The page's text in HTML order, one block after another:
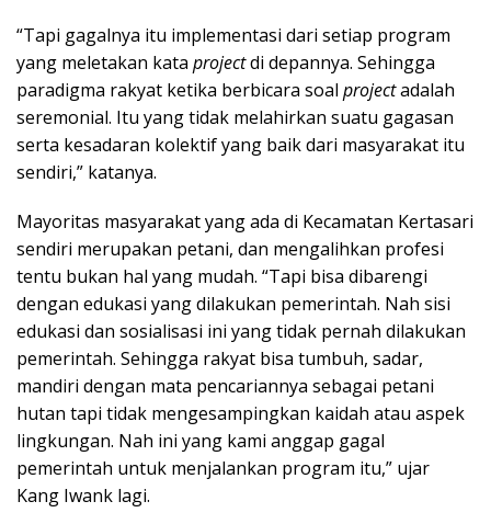
“Tapi gagalnya itu implementasi dari setiap program
yang meletakan kata projectdi depannya. Sehingga
paradigma rakyat ketika berbicara soal projectadalah
seremonial. Itu yang tidak melahirkan suatu gagasan
serta kesadaran kolektif yang baik dari masyarakat itu
sendiri,” katanya.
Mayoritas masyarakat yang ada di Kecamatan Kertasari
sendiri merupakan petani, dan mengalihkan profesi
tentu bukan hal yang mudah. “Tapi bisa dibarengi
dengan edukasi yang dilakukan pemerintah. Nah sisi
edukasi dan sosialisasi ini yang tidak pernah dilakukan
pemerintah. Sehingga rakyat bisa tumbuh, sadar,
mandiri dengan mata pencariannya sebagai petani
hutan tapi tidak mengesampingkan kaidah atau aspek
lingkungan. Nah ini yang kami anggap gagal
pemerintah untuk menjalankan program itu,” ujar
Kang Iwank lagi.